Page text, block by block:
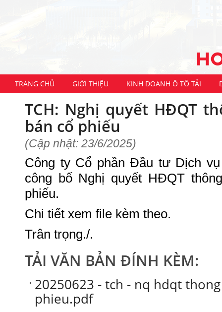
TRANG CHỦ GIỚI THIỆU KINH DOANH Ô TÔ TẢI
TCH: Nghị quyết HĐQT
bán cổ phiếu
(Cập nhật: 23/6/2025)
Công ty Cổ phần Đầu tư Dịch
công bố Nghị quyết HĐQT
phiếu.
Chi tiết xem file kèm theo.
Trân trọng./.
TẢI VĂN BẢN ĐÍNH KÈM:
20250623 - tch - nq hdqt
phieu.pdf